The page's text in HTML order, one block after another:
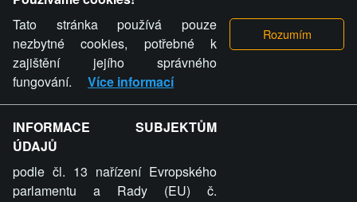
stránky týče, ani osoba, která umístila fotografii nebo video na
stránku, nemůže z důvodu odstranění fotografie, videa nebo
komentáře pro výše uvedenou okolnost uplatnit vůči
provozovateli stránky žádný nárok na náhradu škody nebo
nemajetkové újmy.
ZVRÁCENÝ.CZ - Svět není zvrácenej. To jen
ty lidi...
Tato stránka používá pouze
nezbytné cookies, potřebné k
zajištění jejího správného
fungování.
Více informací
INFORMACE SUBJEKTŮM
ÚDAJŮ
podle čl. 13 nařízení Evropského
parlamentu a Rady (EU) č.